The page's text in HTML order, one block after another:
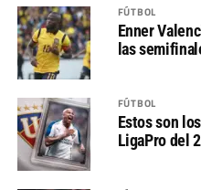
FÚTBOL
Enner
las
FÚTBOL
Estos son
LigaPro del